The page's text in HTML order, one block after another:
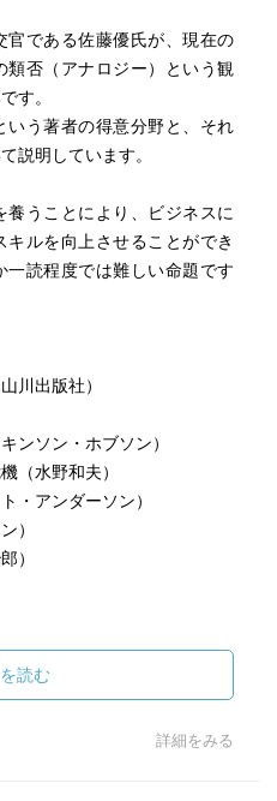
官である佐藤優氏が、現在の
否（アナロジー）という観
す。
いう著者の得意分野と、それ
説明しています。
うことにより、ビジネスに
ルを向上させることができ
一読程度では難しい命題です
川出版社）
ンソン・ホブソン）
（水野和夫）
・アンダーソン）
）
）
由は）世界史は強力な武器に
てめまぐるしく移動する現
的な感覚が求められていま
読む
詳細をみる